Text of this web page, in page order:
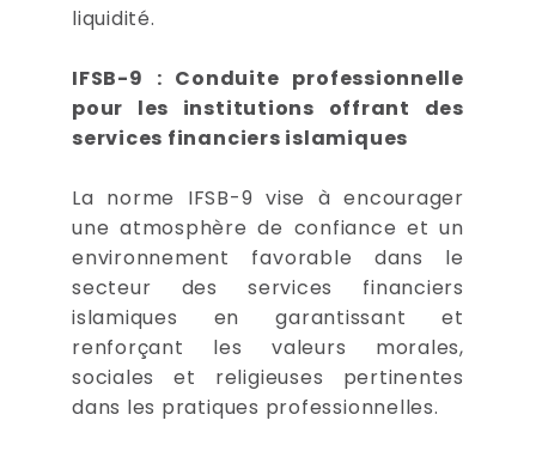
liquidité.
IFSB-9 : Conduite professionnelle
pour les institutions offrant des
services financiers islamiques
La norme IFSB-9 vise à encourager
une atmosphère de confiance et un
environnement favorable dans le
secteur des services financiers
islamiques en garantissant et
renforçant les valeurs morales,
sociales et religieuses pertinentes
dans les pratiques professionnelles.